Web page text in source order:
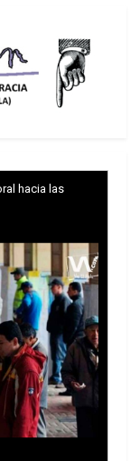
con su
quien fue
no prestará
hijastro. Y
derechistas,
ráfagas
redes
y su gran
hacia las